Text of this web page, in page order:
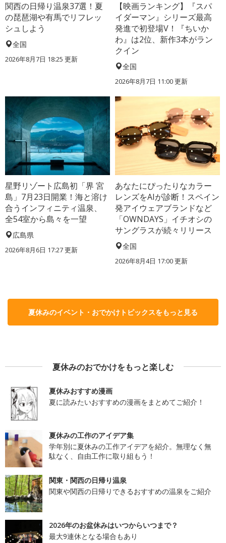
関西の日帰り温泉37選！夏
の琵琶湖や有馬でリフレッ
シュしよう
全国
2026年8月7日 18:25 更新
【映画ランキング】『スパ
イダーマン』シリーズ最高
発進で初登場V！『ちいか
わ』は2位、新作3本がラン
クイン
全国
2026年8月7日 11:00更新
星野リゾート広島初「界 宮
島」7月23日開業！海と溶け
合うインフィニティ温泉、
全54室から島々を一望
広島県
2026年8月6日 17:27更新
あなたにぴったりなカラー
レンズをAIが診断！スペイン
発アイウェアブランドなど
「OWNDAYS」イチオシの
サングラスが続々リリース
全国
2026年8月4日 17:00更新
夏休みのイベント・おでかけトピックスをもっと見る
夏休みのおでかけをもっと楽しむ
夏休みおすすめ漫画
夏に読みたいおすすめの漫画をまとめてご紹介！
夏休みの工作のアイデア集
学年別に夏休みの工作アイデアを紹介。無理なく無
駄なく、自由工作に取り組もう！
関東・関西の日帰り温泉
関東や関西の日帰りできるおすすめの温泉をご紹介
2026年のお盆休みはいつからいつまで？
最大9連休となる場合もあり